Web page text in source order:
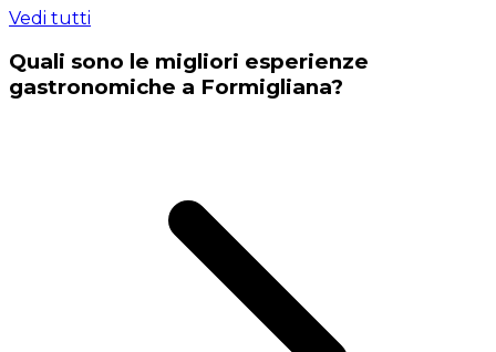
Vedi tutti
Quali sono le migliori esperienze
gastronomiche a Formigliana?